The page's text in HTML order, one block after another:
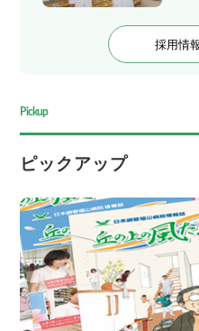
採用情
Pickup
ピックアップ